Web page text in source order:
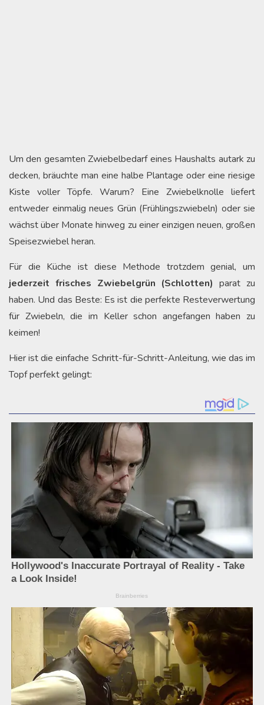
Um den gesamten Zwiebelbedarf eines Haushalts autark zu
decken, bräuchte man eine halbe Plantage oder eine riesige
Kiste voller Töpfe. Warum? Eine Zwiebelknolle liefert
entweder einmalig neues Grün (Frühlingszwiebeln) oder sie
wächst über Monate hinweg zu einer einzigen neuen, großen
Speisezwiebel heran.
Für die Küche ist diese Methode trotzdem genial, um
jederzeit frisches Zwiebelgrün (Schlotten) parat zu
haben. Und das Beste: Es ist die perfekte Resteverwertung
für Zwiebeln, die im Keller schon angefangen haben zu
keimen!
Hier ist die einfache Schritt-für-Schritt-Anleitung, wie das im
Topf perfekt gelingt: